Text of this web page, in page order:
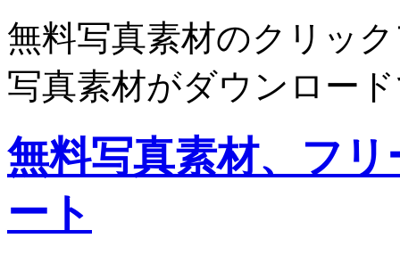
無料写真素材のクリッ
写真素材がダウンロー
無料写真素材、フ
ート